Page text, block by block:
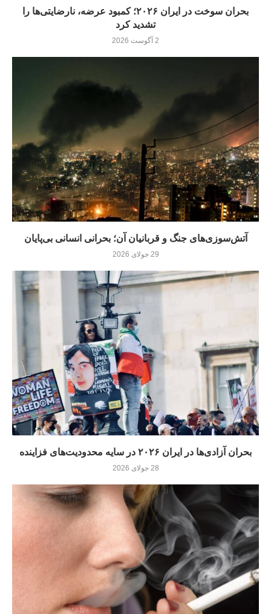
بحران سوخت در ایران ۲۰۲۶؛ کمبود عرضه، نارضایتی‌ها را
تشدید کرد
2 آگوست 2026
آتش‌سوزی‌های جنگ و قربانیان آن؛ بحرانی انسانی بی‌پایان
29 جولای 2026
بحران آزادی‌ها در ایران ۲۰۲۶ در سایه محدودیت‌های فزاینده
28 جولای 2026